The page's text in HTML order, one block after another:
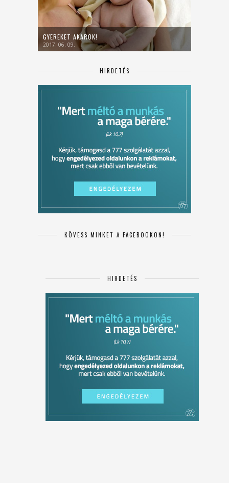
GYEREKET AKAROK!
2017. 06. 09.
HIRDETÉS
KÖVESS MINKET A FACEBOOKON!
HIRDETÉS